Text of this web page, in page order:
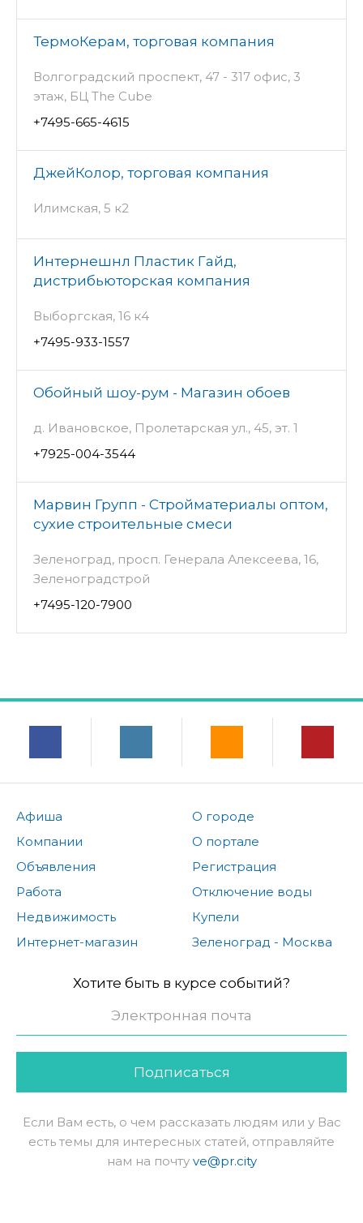
ТермоКерам, торговая компания
Волгоградский проспект, 47 - 317 офис, 3
этаж, БЦ The Cube
+7495-665-4615
ДжейКолор, торговая компания
Илимская, 5 к2
Интернешнл Пластик Гайд,
дистрибьюторская компания
Выборгская, 16 к4
+7495-933-1557
Обойный шоу-рум - Магазин обоев
д. Ивановское, Пролетарская ул., 45, эт. 1
+7925-004-3544
Марвин Групп - Стройматериалы оптом,
сухие строительные смеси
Зеленоград, просп. Генерала Алексеева, 16,
Зеленоградстрой
+7495-120-7900
Афиша
Компании
Объявления
Работа
Недвижимость
Интернет-магазин
О городе
О портале
Регистрация
Отключение воды
Купели
Зеленоград - Москва
Хотите быть в курсе событий?
Подписаться
Если Вам есть, о чем рассказать людям или у Вас
есть темы для интересных статей, отправляйте
нам на почту ve@pr.city